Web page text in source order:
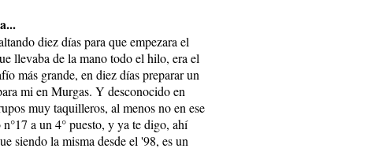
diez días para que empezara el
llevaba de la mano todo el hilo, era el
más grande, en diez días preparar un
mi en Murgas. Y desconocido en
muy taquilleros, al menos no en ese
a un 4° puesto, y ya te digo, ahí
siendo la misma desde el '98, es un